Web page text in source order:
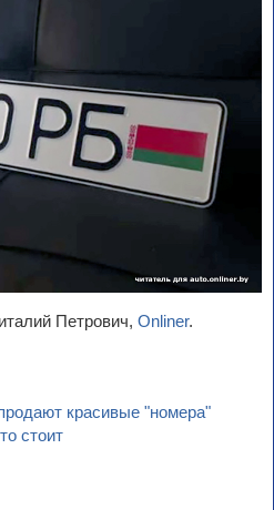
Петрович, Onliner.
красивые "номера"
стоит